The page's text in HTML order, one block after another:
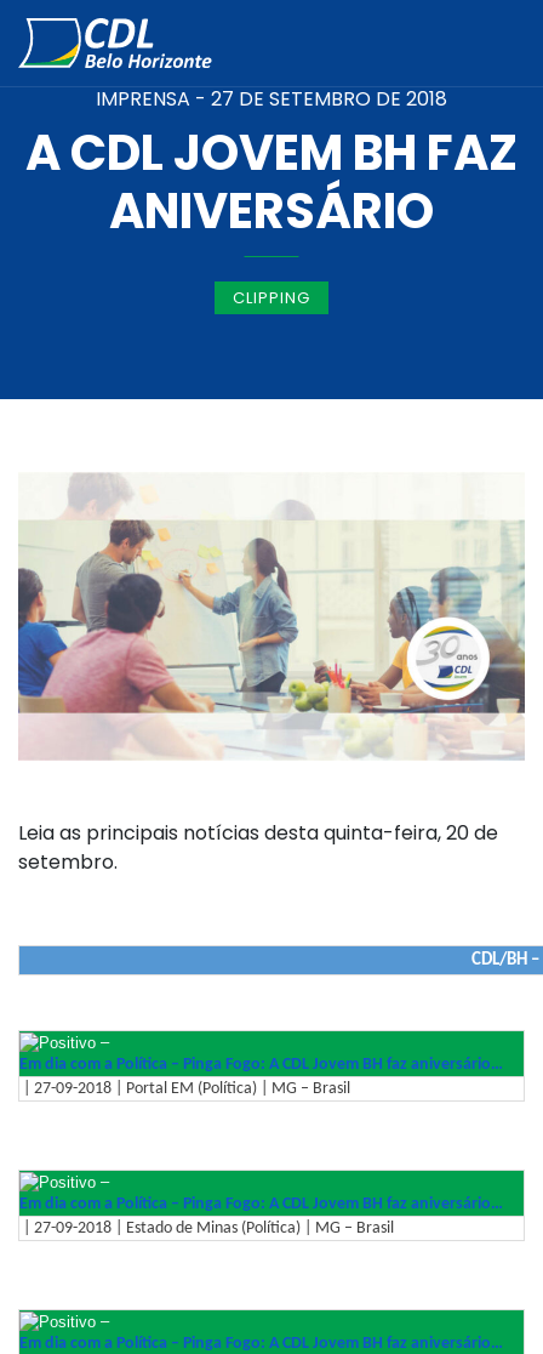
IMPRENSA - 27 DE SETEMBRO DE 2018
A CDL JOVEM BH FAZ
ANIVERSÁRIO
CLIPPING
Leia as principais notícias desta quinta-feira, 20 de
setembro.
CDL/BH
–
Em dia com a Política – Pinga Fogo: A CDL Jovem BH faz aniversário…
| 27-09-2018 | Portal EM (Política) | MG – Brasil
–
Em dia com a Política – Pinga Fogo: A CDL Jovem BH faz aniversário…
| 27-09-2018 | Estado de Minas (Política) | MG – Brasil
–
Em dia com a Política – Pinga Fogo: A CDL Jovem BH faz aniversário…